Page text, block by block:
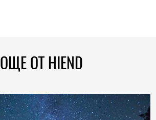
ОЩЕ ОТ HIEND